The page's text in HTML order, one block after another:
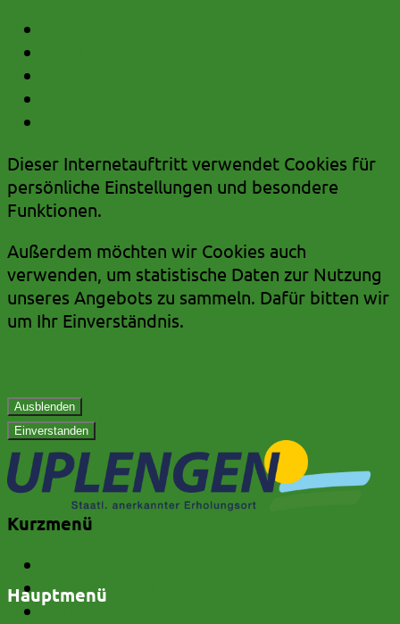
Dieser Internetauftritt verwendet Cookies für
persönliche Einstellungen und besondere
Funktionen.
Außerdem möchten wir Cookies auch
verwenden, um statistische Daten zur Nutzung
unseres Angebots zu sammeln. Dafür bitten wir
um Ihr Einverständnis.
Ausblenden
Einverstanden
Kurzmenü
Impressum & Datenschutz
Barrierefreiheit
Hauptmenü